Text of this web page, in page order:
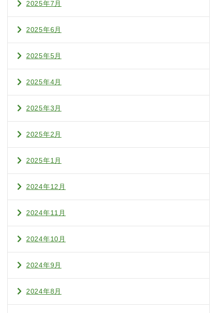
2025年7月
2025年6月
2025年5月
2025年4月
2025年3月
2025年2月
2025年1月
2024年12月
2024年11月
2024年10月
2024年9月
2024年8月